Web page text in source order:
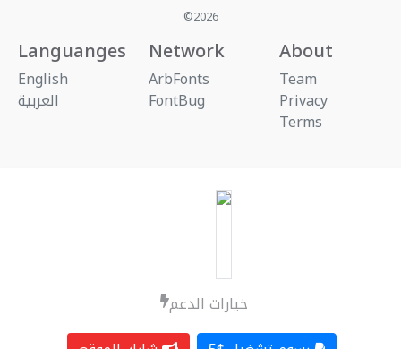
خيارات الدعم
©2026
Languanges
English
العربية
Network
ArbFonts
FontBug
About
Team
Privacy
Terms